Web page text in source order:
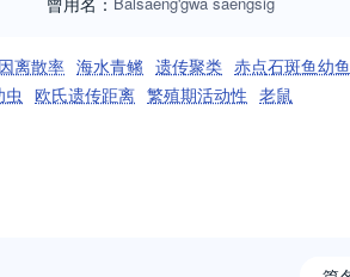
离散率 海水青鳉 遗传聚类 赤点石斑鱼幼鱼
虫 欧氏遗传距离 繁殖期活动性 老鼠